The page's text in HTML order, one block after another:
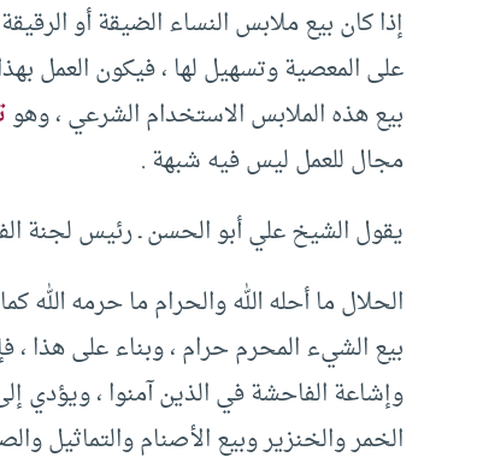
إذا كان بيع ملابس النساء الضيقة أو
على المعصية وتسهيل لها ، فيكون العمل
بيع هذه الملابس الاستخدام الشرعي ، وهو
مجال للعمل ليس فيه شبهة .
يقول الشيخ علي أبو الحسن ـ رئيس لجنة
الحلال ما أحله الله والحرام ما حرمه الله
بيع الشيء المحرم حرام ، وبناء على هذا ،
وإشاعة الفاحشة في الذين آمنوا ، ويؤدي
الخمر والخنزير وبيع الأصنام والتماثيل